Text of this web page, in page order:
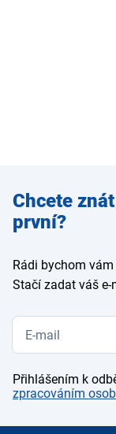
Zadejte
e-mail
Chcete
první?
Rádi bychom
Stačí zadat váš e-
Přihlášením k
zpracováním